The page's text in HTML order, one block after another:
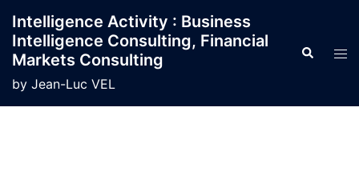
au
contenu
Intelligence Activity : Business
Intelligence Consulting, Financial
Markets Consulting
by Jean-Luc VEL